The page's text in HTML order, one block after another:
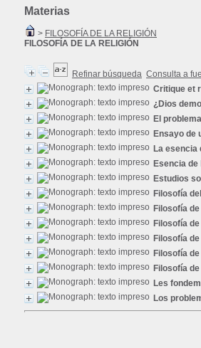
Materias
> FILOSOFÍA DE LA RELIGIÓN
FILOSOFÍA DE LA RELIGIÓN
Refinar búsqueda Consulta a
Critique et
¿Dios
El
Ensayo de
La
Esencia
Estudios
Filosofía
Filosofía
Filosofía
Filosofía
Filosofía
Filosofía
Les
Los